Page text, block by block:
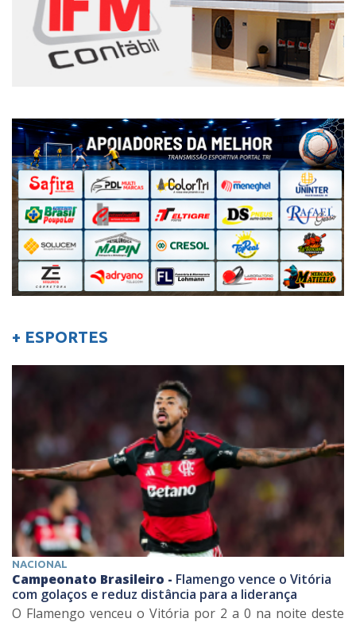
+ ESPORTES
NACIONAL
Campeonato Brasileiro - Flamengo vence o Vitória
com golaços e reduz distância para a liderança
O Flamengo venceu o Vitória por 2 a 0 na noite deste